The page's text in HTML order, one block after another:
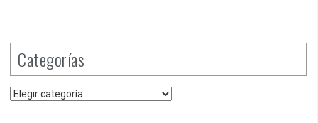
Categorías
Categorías